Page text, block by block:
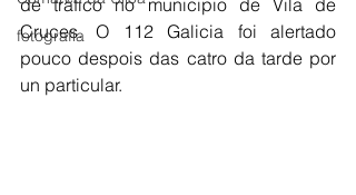
fotografía
de tráfico no municipio de Vila de
Cruces. O 112 Galicia foi alertado
pouco despois das catro da tarde por
un particular.